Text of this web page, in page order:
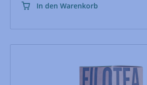
In den Warenkorb